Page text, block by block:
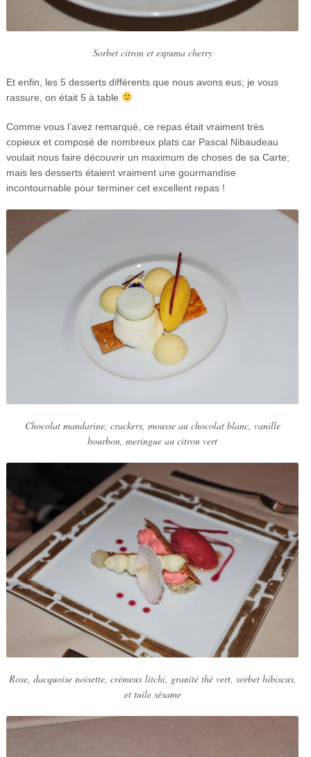
Sorbet citron et espuma cherry
Et enfin, les 5 desserts différents que nous avons eus; je vous
rassure, on était 5 à table
Comme vous l’avez remarqué, ce repas était vraiment très
copieux et composé de nombreux plats car Pascal Nibaudeau
voulait nous faire découvrir un maximum de choses de sa Carte;
mais les desserts étaient vraiment une gourmandise
incontournable pour terminer cet excellent repas !
Chocolat mandarine, crackers, mousse au chocolat blanc, vanille
bourbon, meringue au citron vert
Rose, dacquoise noisette, crémeux litchi, granité thé vert, sorbet hibiscus,
et tuile sésame